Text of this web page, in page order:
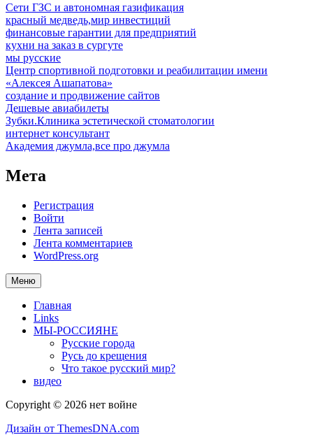
Сети ГЗС и автономная газификация
красный медведь,мир инвестиций
финансовые гарантии для предприятий
кухни на заказ в сургуте
мы русские
Центр спортивной подготовки и реабилитации имени
«Алексея Ашапатова»
создание и продвижение сайтов
Дешевые авиабилеты
Зубки.Клиника эстетической стоматологии
интернет консультант
Академия джумла,все про джумла
Мета
Регистрация
Войти
Лента записей
Лента комментариев
WordPress.org
Меню
Главная
Links
МЫ-РОССИЯНЕ
Русские города
Русь до крещения
Что такое русский мир?
видео
Copyright © 2026 нет войне
Дизайн от ThemesDNA.com